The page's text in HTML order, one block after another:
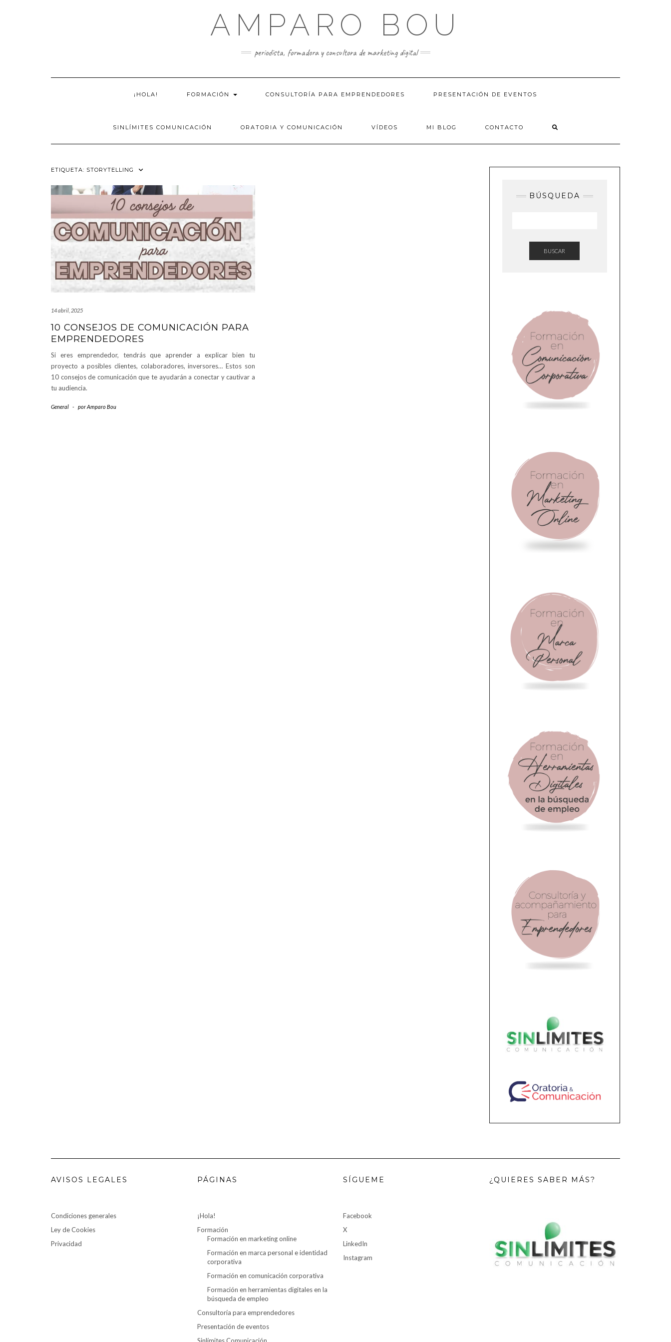
AMPARO BOU
periodista, formadora y consultora de marketing digital
¡HOLA! FORMACIÓN CONSULTORÍA PARA EMPRENDEDORES PRESENTACIÓN DE EVENTOS
SINLÍMITES COMUNICACIÓN ORATORIA Y COMUNICACIÓN VÍDEOS MI BLOG CONTACTO
ETIQUETA: STORYTELLING
14 abril, 2025
10 CONSEJOS DE COMUNICACIÓN PARA
EMPRENDEDORES
Si eres emprendedor, tendrás que aprender a explicar bien tu
proyecto a posibles clientes, colaboradores, inversores… Estos son
10 consejos de comunicación que te ayudarán a conectar y cautivar a
tu audiencia.
General - porAmparo Bou
BÚSQUEDA
BUSCAR
AVISOS LEGALES
Condiciones generales
Ley de Cookies
Privacidad
PÁGINAS
¡Hola!
Formación
Formación en marketing online
Formación en marca personal e identidad
corporativa
Formación en comunicación corporativa
Formación en herramientas digitales en la
búsqueda de empleo
Consultoría para emprendedores
Presentación de eventos
SÍGUEME
Facebook
X
LinkedIn
Instagram
¿QUIERES SABER MÁS?